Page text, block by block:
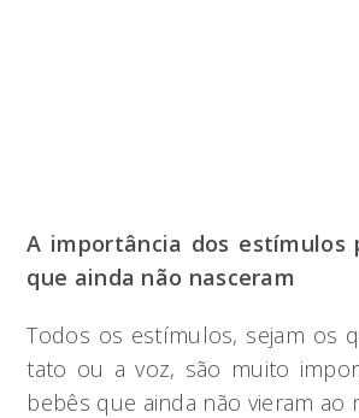
A importância dos estímulos
que ainda não nasceram
Todos os estímulos, sejam os
tato ou a voz, são muito
bebês que ainda não vieram ao